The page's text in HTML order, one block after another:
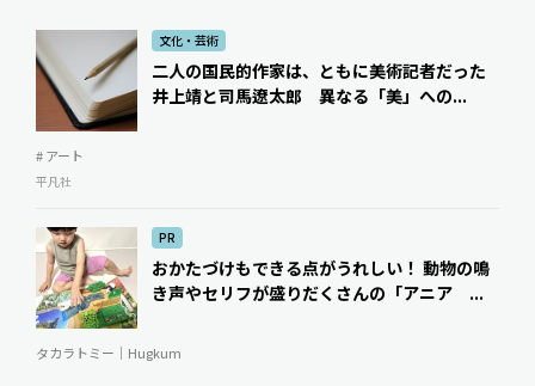
文化・芸術
二人の国民的作家は、ともに美術記者だった――
井上靖と司馬遼太郎 異なる「美」への...
# アート
平凡社
PR
おかたづけもできる点がうれしい！ 動物の鳴
き声やセリフが盛りだくさんの「アニア ...
タカラトミー｜Hugkum